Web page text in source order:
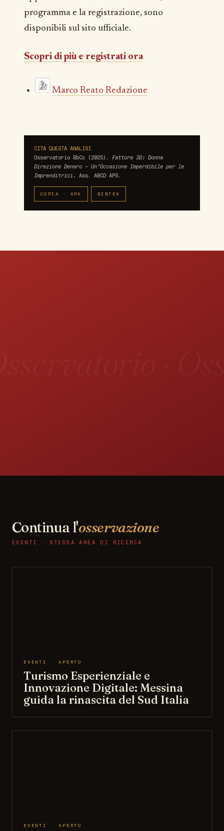
programma e la registrazione, sono
disponibili sul sito ufficiale.
Scopri di più e registrati ora
Marco Reato Redazione
CITA QUESTA ANALISI
Osservatorio BbCc (2025). Fattore 3D: Donna
Direzione Denaro – Un’Occasione Imperdibile per le
Imprenditrici.
Ass. ABCO APS.
COPIA · APA BIBTEX
Continua l'osservazione
EVENTI · STESSA AREA DI RICERCA
EVENTI · APERTO
Turismo Esperienziale e
Innovazione Digitale: Messina
guida la rinascita del Sud Italia
EVENTI · APERTO